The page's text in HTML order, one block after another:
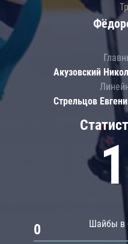
Шайбы в
0
Акузовский
Стрельцов